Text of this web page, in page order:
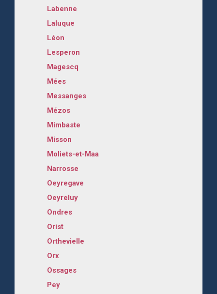
Labenne
Laluque
Léon
Lesperon
Magescq
Mées
Messanges
Mézos
Mimbaste
Misson
Moliets-et-Maa
Narrosse
Oeyregave
Oeyreluy
Ondres
Orist
Orthevielle
Orx
Ossages
Pey